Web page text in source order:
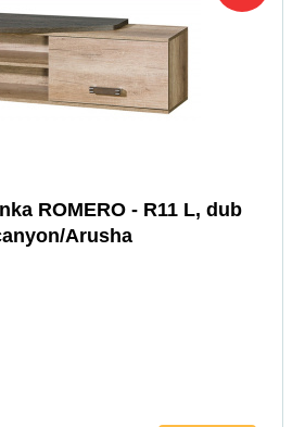
ROMERO - R11 L, dub
Arusha